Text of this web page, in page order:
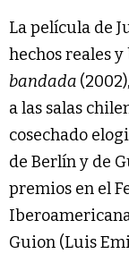
La película de
hechos reales
bandada
a las salas
cosechado
de Berlín y de
premios en el
Guion (Luis